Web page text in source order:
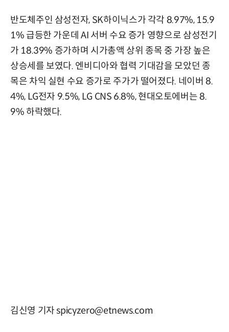
반도체주인 삼성전자, SK하이닉스가 각각 8.97%, 15.9
1% 급등한 가운데 AI 서버 수요 증가 영향으로 삼성전기
가 18.39% 증가하며 시가총액 상위 종목 중 가장 높은
상승세를 보였다. 엔비디아와 협력 기대감을 모았던 종
목은 차익 실현 수요 증가로 주가가 떨어졌다. 네이버 8.
4%, LG전자 9.5%, LG CNS 6.8%, 현대오토에버는 8.
9% 하락했다.
김신영 기자 spicyzero@etnews.com